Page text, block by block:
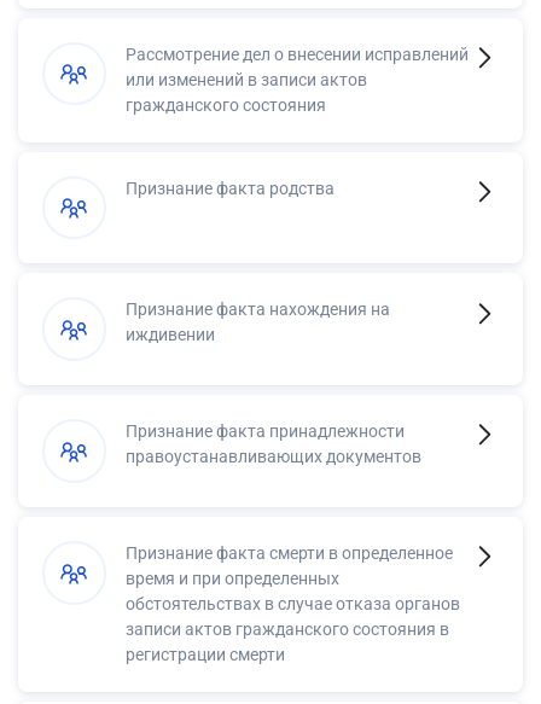
Рассмотрение дел о внесении исправлений
или изменений в записи актов
гражданского состояния
Признание факта родства
Признание факта нахождения на
иждивении
Признание факта принадлежности
правоустанавливающих документов
Признание факта смерти в определенное
время и при определенных
обстоятельствах в случае отказа органов
записи актов гражданского состояния в
регистрации смерти